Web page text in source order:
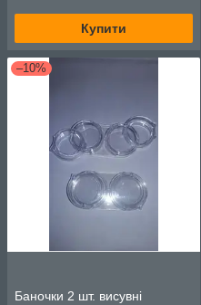
Купити
–10%
Баночки 2 шт. висувні